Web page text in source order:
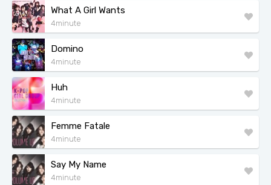
What A Girl Wants
4minute
Domino
4minute
Huh
4minute
Femme Fatale
4minute
Say My Name
4minute